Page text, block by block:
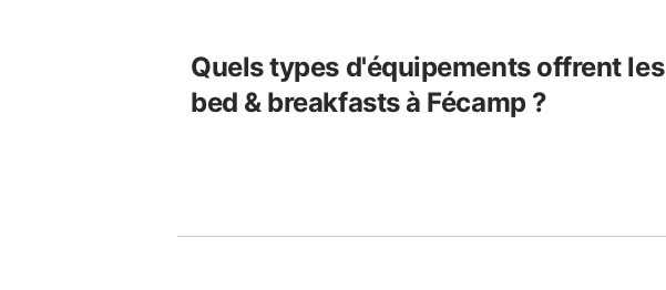
Quels types d'équipements offrent les
bed & breakfasts à Fécamp ?